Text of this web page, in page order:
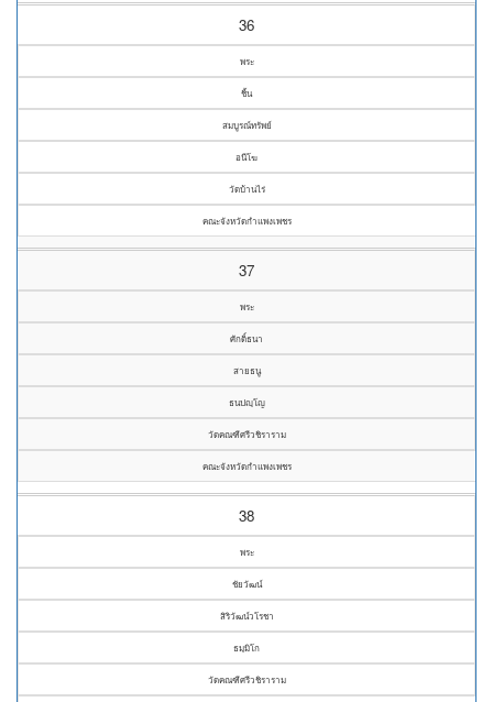
36
พระ
ชิ้น
สมบูรณ์ทรัพย์
อนีโฆ
วัดบ้านไร่
คณะจังหวัดกำแพงเพชร
37
พระ
ศักดิ์ธนา
สายธนู
ธนปญฺโญ
วัดคณฑีศรีวชิราราม
คณะจังหวัดกำแพงเพชร
38
พระ
ชัยวัฒน์
สิริวัฒน์วโรชา
ธมฺมิโก
วัดคณฑีศรีวชิราราม